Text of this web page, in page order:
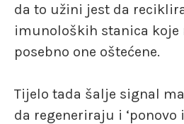
da to užini jest da
imunoloških stanica koje
posebno one oštećene.
Tijelo tada šalje signal
da regeneriraju i ‘ponovo